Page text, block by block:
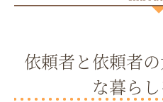
依頼者と依頼者
な暮らし